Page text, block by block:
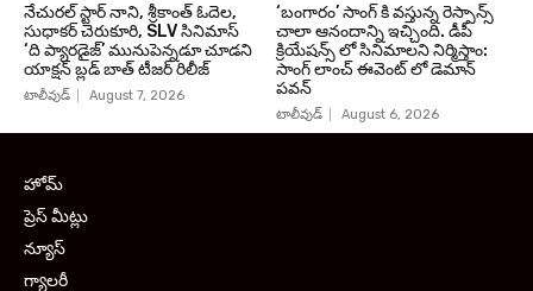
నేచురల్ స్టార్ నాని, శ్రీకాంత్ ఓదెల,
సుధాకర్ చెరుకూరి, SLV సినిమాస్
‘ది ప్యారడైజ్’ మునుపెన్నడూ చూడని
యాక్షన్ బ్లడ్ బాత్ టీజర్ రిలీజ్
టాలీవుడ్ August 7, 2026
‘బంగారం’ సాంగ్ కి వస్తున్న రెస్పాన్స్
చాలా ఆనందాన్ని ఇచ్చింది. డీపీ
క్రియేషన్స్ లో సినిమాలని నిర్మిస్తాం:
సాంగ్ లాంచ్ ఈవెంట్ లో డెమాన్
పవన్
టాలీవుడ్ August 6, 2026
హోమ్
ప్రెస్ మీట్లు
న్యూస్
గ్యాలరీ